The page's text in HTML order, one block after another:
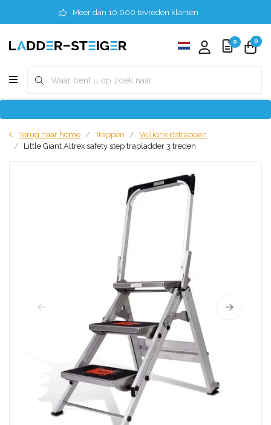
Meer dan 10.000 tevreden klanten
0 0
Terug naar home Trappen
Veiligheidstrappen
Little Giant Altrex safety step trapladder 3 treden